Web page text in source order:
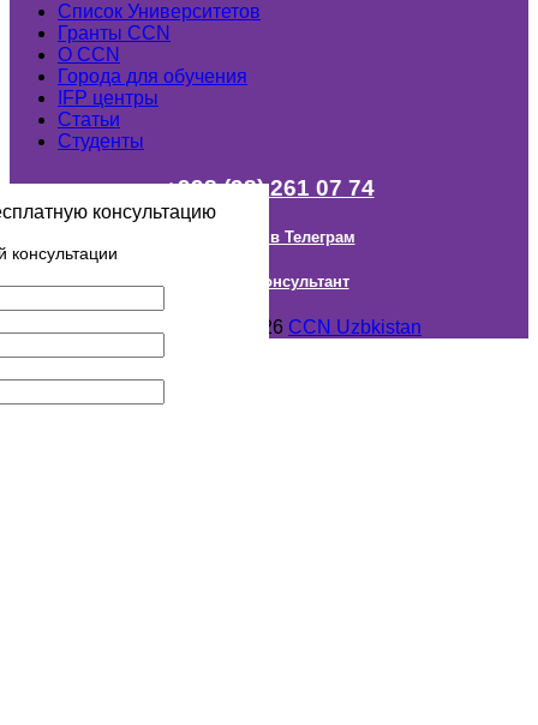
Список Университетов
Гранты ССN
О ССN
Города для обучения
IFP центры
Статьи
Студенты
+998 (98) 261 07 74
Наш канал в Телеграм
Онлайн Консультант
Авторское право © 2018- 2026 CCN Uzbkistan
консультацию
консультации